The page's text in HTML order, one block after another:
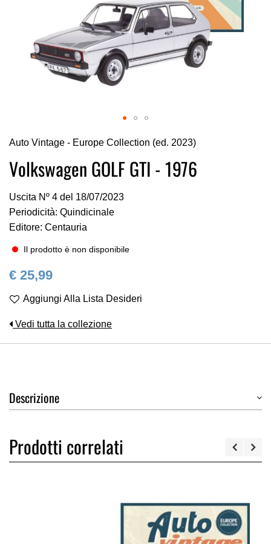
all'inizio
della
galleria
immagini
Auto Vintage - Europe Collection (ed. 2023)
Volkswagen GOLF GTI - 1976
Uscita Nº 4 del 18/07/2023
Periodicità: Quindicinale
Editore: Centauria
Il prodotto è non disponibile
€ 25,99
Aggiungi Alla Lista Desideri
Vedi tutta la collezione
Descrizione
Prodotti correlati